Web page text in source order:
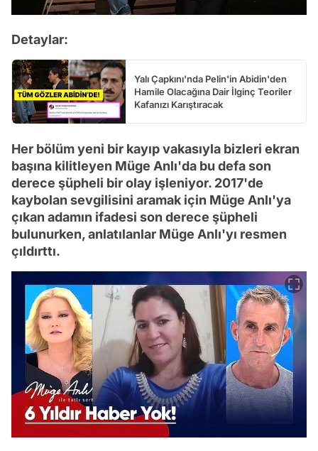
Detaylar:
Yalı Çapkını'nda Pelin'in Abidin'den
Hamile Olacağına Dair İlginç Teoriler
Kafanızı Karıştıracak
Her bölüm yeni bir kayıp vakasıyla bizleri ekran
başına kilitleyen Müge Anlı'da bu defa son
derece şüpheli bir olay işleniyor. 2017'de
kaybolan sevgilisini aramak için Müge Anlı'ya
çıkan adamın ifadesi son derece şüpheli
bulunurken, anlatılanlar Müge Anlı'yı resmen
çıldırttı.
Video
Test